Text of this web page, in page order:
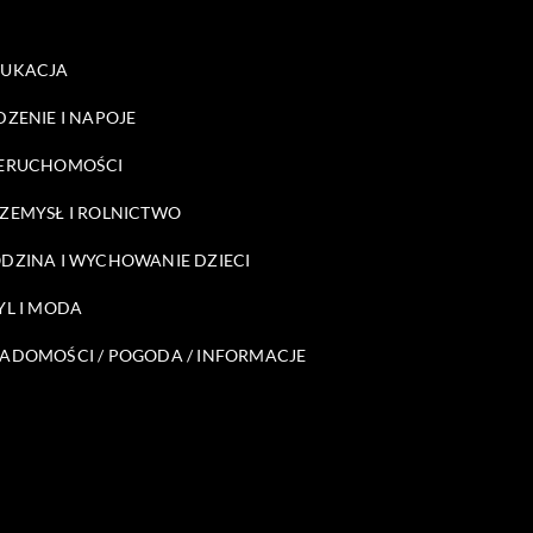
I NAPOJE
I ROLNICTWO
I WYCHOWANIE DZIECI
I MODA
/ POGODA / INFORMACJE